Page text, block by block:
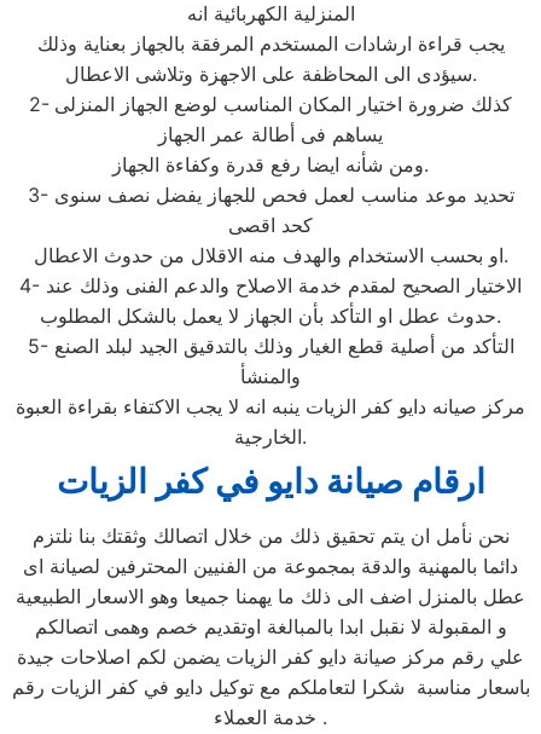
المنزلية الكهربائية انه
يجب قراءة ارشادات المستخدم المرفقة بالجهاز بعناية وذلك
سيؤدى الى المحاظفة على الاجهزة وتلاشى الاعطال.
2- كذلك ضرورة اختيار المكان المناسب لوضع الجهاز المنزلى
يساهم فى أطالة عمر الجهاز
ومن شأنه ايضا رفع قدرة وكفاءة الجهاز.
3- تحديد موعد مناسب لعمل فحص للجهاز يفضل نصف سنوى
كحد اقصى
او بحسب الاستخدام والهدف منه الاقلال من حدوث الاعطال.
4- الاختيار الصحيح لمقدم خدمة الاصلاح والدعم الفنى وذلك عند
حدوث عطل او التأكد بأن الجهاز لا يعمل بالشكل المطلوب.
5- التأكد من أصلية قطع الغيار وذلك بالتدقيق الجيد لبلد الصنع
والمنشأ
مركز صيانه دايو كفر الزيات ينبه انه لا يجب الاكتفاء بقراءة العبوة
الخارجية.
ارقام صيانة دايو في كفر الزيات
نحن نأمل ان يتم تحقيق ذلك من خلال اتصالك وثقتك بنا نلتزم
دائما بالمهنية والدقة بمجموعة من الفنيين المحترفين لصيانة اى
عطل بالمنزل اضف الى ذلك ما يهمنا جميعا وهو الاسعار الطبيعية
و المقبولة لا نقبل ابدا بالمبالغة اوتقديم خصم وهمى اتصالكم
علي رقم مركز صيانة دايو كفر الزيات يضمن لكم اصلاحات جيدة
باسعار مناسبة شكرا لتعاملكم مع توكيل دايو في كفر الزيات رقم
خدمة العملاء .